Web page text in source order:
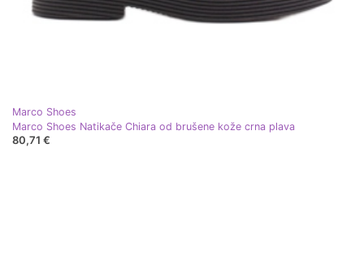
Marco Shoes
Marco Shoes Natikače Chiara od brušene kože crna plava
80,71 €